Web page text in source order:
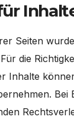
Seiten
die
Inhalte
Bei